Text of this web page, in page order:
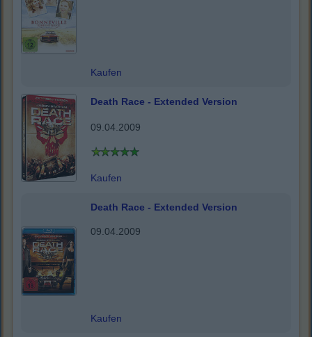
Kaufen
Death Race - Extended Version
09.04.2009
Kaufen
Death Race - Extended Version
09.04.2009
Kaufen